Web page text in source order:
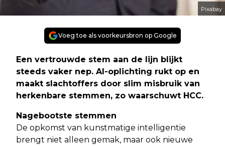
Pixabay
Voeg toe als voorkeursbron op Google
Een vertrouwde stem aan de lijn blijkt
steeds vaker nep. AI-oplichting rukt op en
maakt slachtoffers door slim misbruik van
herkenbare stemmen, zo waarschuwt HCC.
Nagebootste stemmen
De opkomst van kunstmatige intelligentie
brengt niet alleen gemak, maar ook nieuwe